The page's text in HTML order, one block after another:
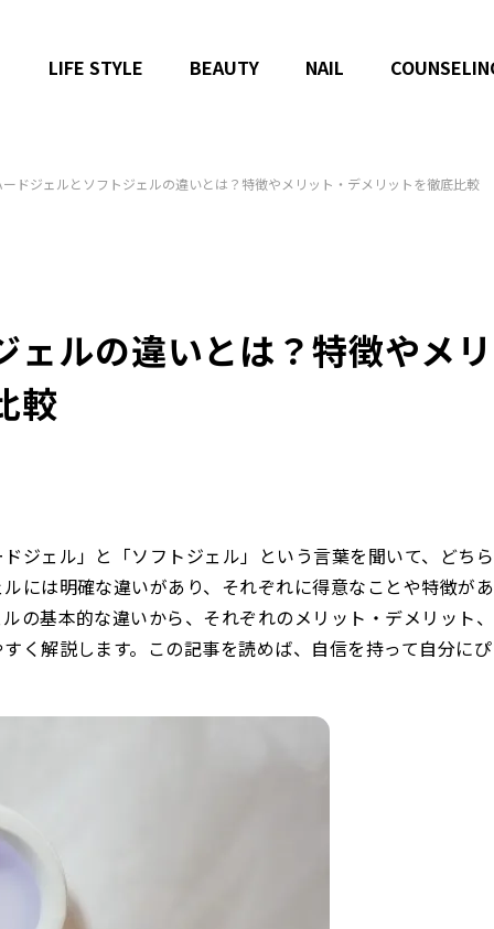
LIFE STYLE BEAUTY NAIL
ードジェルとソフトジェルの違いとは？特徴やメリット・デメリットを徹底比較
ェルの違いとは？特徴やメ
較
ジェル」と「ソフトジェル」という言葉を聞いて、どち
には明確な違いがあり、それぞれに得意なことや特徴が
の基本的な違いから、それぞれのメリット・デメリット
く解説します。この記事を読めば、自信を持って自分に